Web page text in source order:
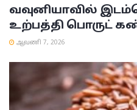
வவுனியாவில்
உற்பத்தி பொருட்
ஆவணி 7, 2026